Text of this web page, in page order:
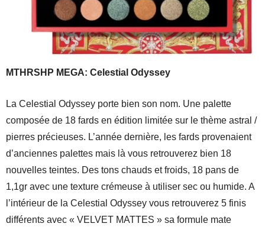
MTHRSHP MEGA: Celestial Odyssey
La Celestial Odyssey porte bien son nom. Une palette
composée de 18 fards en édition limitée sur le thème astral /
pierres précieuses. L’année dernière, les fards provenaient
d’anciennes palettes mais là vous retrouverez bien 18
nouvelles teintes. Des tons chauds et froids, 18 pans de
1,1gr avec une texture crémeuse à utiliser sec ou humide. A
l’intérieur de la Celestial Odyssey vous retrouverez 5 finis
différents avec « VELVET MATTES » sa formule mate